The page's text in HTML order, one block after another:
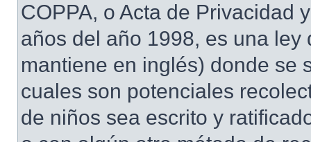
COPPA, o Acta de Privacidad
años del año 1998, es una
mantiene en inglés) donde se
cuales son potenciales
de niños sea escrito y